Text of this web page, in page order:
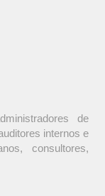
de
internos e
consultores,